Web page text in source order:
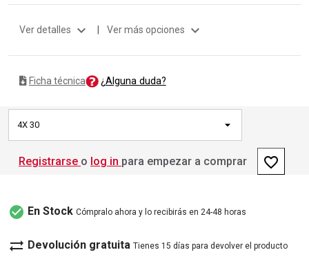
Ver detalles expand_more | Ver más opciones expand_more
Ficha técnica ¿Alguna duda?
4X 30
Registrarse o log in para empezar a comprar favorite_border
check_circle En Stock Cómpralo ahora y lo recibirás en 24-48 horas
sync_alt Devolución gratuita Tienes 15 días para devolver el producto